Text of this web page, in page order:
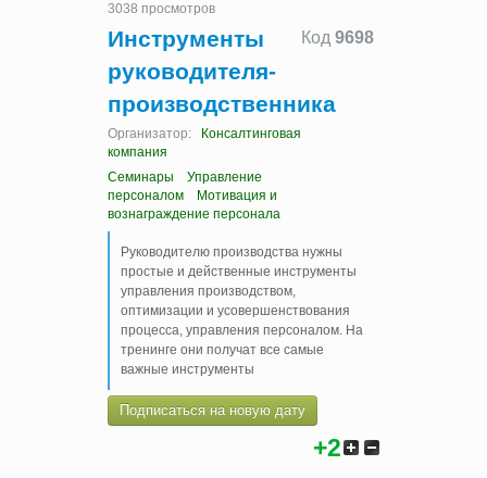
3038 просмотров
Код 9698
Инструменты
руководителя-
производственника
Организатор:
Консалтинговая
компания
Семинары
Управление
персоналом
Мотивация и
вознаграждение персонала
Руководителю производства нужны
простые и действенные инструменты
управления производством,
оптимизации и усовершенствования
процесса, управления персоналом. На
тренинге они получат все самые
важные инструменты
Подписаться на новую дату
+2